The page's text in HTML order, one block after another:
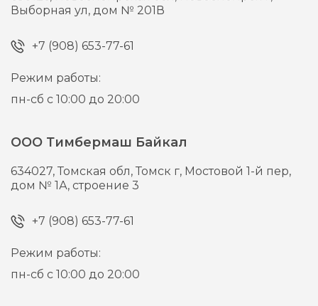
Выборная ул, дом № 201В
+7 (908) 653-77-61
Режим работы:
пн-сб с 10:00 до 20:00
ООО Тимбермаш Байкал
634027,Томская обл, Томск г, Мостовой 1-й пер,
дом № 1А, строение 3
+7 (908) 653-77-61
Режим работы:
пн-сб с 10:00 до 20:00